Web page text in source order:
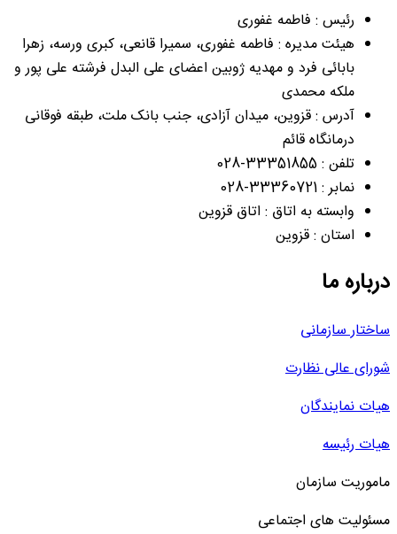
رئیس : فاطمه غفوری
هیئت مدیره : فاطمه غفوری، سمیرا قانعی، کبری ورسه، زهرا
بابائی فرد و مهدیه ژوبین اعضای علی البدل فرشته علی پور و
ملکه محمدی
آدرس : قزوین، میدان آزادی، جنب بانک ملت، طبقه فوقانی
درمانگاه قائم
تلفن : 33351855-028
نمابر : 33360721-028
وابسته به اتاق : اتاق قزوین
استان : قزوین
درباره ما
ساختار سازمانی
شورای عالی نظارت
هیات نمایندگان
هیات رئیسه
ماموریت سازمان
مسئولیت های اجتماعی